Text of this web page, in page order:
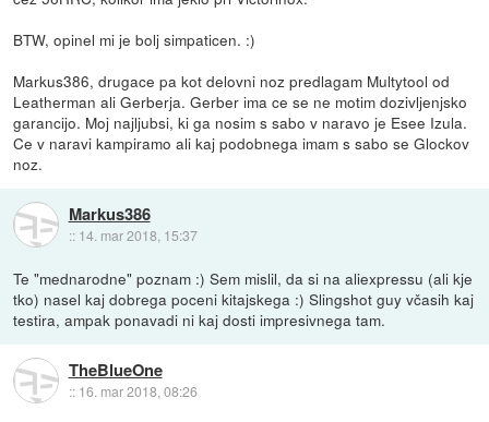
BTW, opinel mi je bolj simpaticen. :)
Markus386, drugace pa kot delovni noz predlagam Multytool od
Leatherman ali Gerberja. Gerber ima ce se ne motim dozivljenjsko
garancijo. Moj najljubsi, ki ga nosim s sabo v naravo je Esee Izula.
Ce v naravi kampiramo ali kaj podobnega imam s sabo se Glockov
noz.
Markus386
:: 14. mar 2018, 15:37
Te "mednarodne" poznam :) Sem mislil, da si na aliexpressu (ali kje
tko) nasel kaj dobrega poceni kitajskega :) Slingshot guy včasih kaj
testira, ampak ponavadi ni kaj dosti impresivnega tam.
TheBlueOne
:: 16. mar 2018, 08:26